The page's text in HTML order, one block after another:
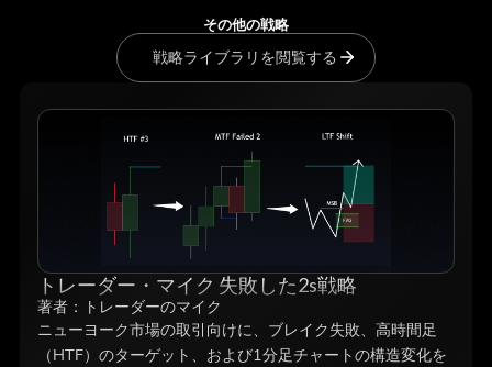
その他の戦略
戦略ライブラリを閲覧する
トレーダー・マイク 失敗した2s戦略
著者： トレーダーのマイク
ニューヨーク市場の取引向けに、ブレイク失敗、高時間足
（HTF）のターゲット、および1分足チャートの構造変化を